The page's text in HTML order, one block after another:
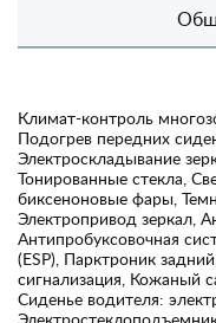
Климат-контроль
Подогрев передних
Электроскладывание
Тонированные стекла,
биксеноновые фары,
Электропривод зеркал,
Антипробуксовочная
(ESP), Парктроник
сигнализация, Кожаный
Сиденье водителя: